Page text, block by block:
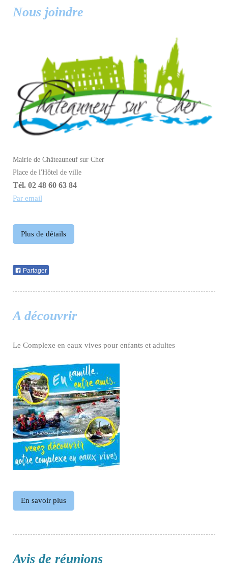
Nous joindre
Mairie de Châteauneuf sur Cher
Place de l'Hôtel de ville
Tél. 02 48 60 63 84
Par email
Plus de détails
Partager
A découvrir
Le Complexe en eaux vives pour enfants et adultes
En savoir plus
Avis de réunions